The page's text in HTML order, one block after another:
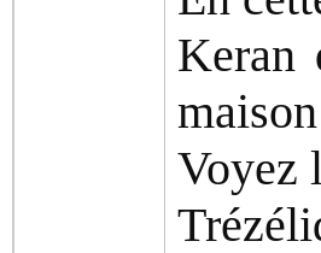
Keran
Voyez